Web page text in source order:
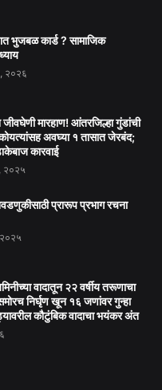
भुजबळ कार्ड ? सामाजिक
२०२६
मारहाण! आंतरजिल्हा गुंडांची
अवघ्या १ तासात जेरबंद;
कारवाई
२०२५
प्रारूप प्रभाग रचना
वादातून २२ वर्षीय तरूणाचा
निर्घृण खून १६ जणांवर गुन्हा
कौटुंबिक वादाचा भयंकर अंत